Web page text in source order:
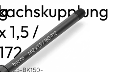
1,5 /
25-BK150-